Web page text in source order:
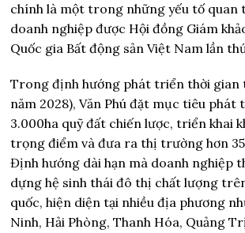
chính là một trong những yếu tố quan
doanh nghiệp được Hội đồng Giám
Quốc gia Bất động sản Việt Nam lần
Trong định hướng phát triển thời gian
năm 2028), Văn Phú đặt mục tiêu phát
3.000ha quỹ đất chiến lược, triển khai
trọng điểm và đưa ra thị trường hơn
Định hướng dài hạn mà doanh nghiệp
dựng hệ sinh thái đô thị chất lượng
quốc, hiện diện tại nhiều địa phương
Ninh, Hải Phòng, Thanh Hóa, Quảng